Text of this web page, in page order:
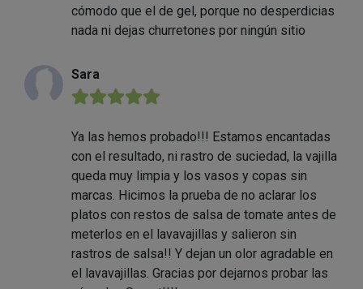
cómodo que el de gel, porque no desperdicias
nada ni dejas churretones por ningún sitio
Sara
★★★★★
Ya las hemos probado!!! Estamos encantadas
con el resultado, ni rastro de suciedad, la vajilla
queda muy limpia y los vasos y copas sin
marcas. Hicimos la prueba de no aclarar los
platos con restos de salsa de tomate antes de
meterlos en el lavavajillas y salieron sin
rastros de salsa!! Y dejan un olor agradable en
el lavavajillas. Gracias por dejarnos probar las